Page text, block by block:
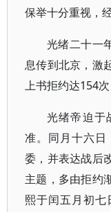
保举十分重视，
光绪二十一
息传到北京，激
上书拒约达154
光绪帝迫于
准。同月十六
委，并表达战后
主题，多由拒约
熙于闰五月初